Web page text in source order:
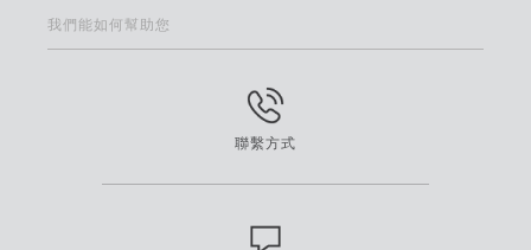
我們能如何幫助您
聯繫方式